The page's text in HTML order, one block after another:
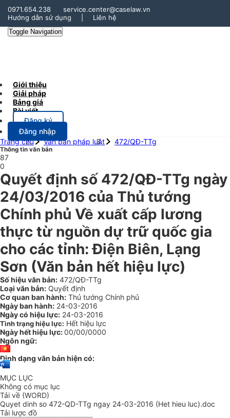
0971.654.238
service.center@caselaw.vn
Hướng dẫn sử dụng
Liên hệ
Toggle Navigation
Giới thiệu
Giải pháp
Bảng giá
Bài viết
Đăng ký
Đăng nhập
Trang chủ
Văn bản pháp luật 472/QĐ-TTg
Thông tin văn bản
87
0
Quyết định số 472/QĐ-TTg ngày
24/03/2016 của Thủ tướng
Chính phủ Về xuất cấp lương
thực từ nguồn dự trữ quốc gia
cho các tỉnh: Điện Biên, Lạng
Sơn (Văn bản hết hiệu lực)
Số hiệu văn bản: 472/QĐ-TTg
Loại văn bản: Quyết định
Cơ quan ban hành: Thủ tướng Chính phủ
Ngày ban hành: 24-03-2016
Ngày có hiệu lực: 24-03-2016
Tình trạng hiệu lực: Hết hiệu lực
Ngày hết hiệu lực:00/00/0000
Ngôn ngữ:
Định dạng văn bản hiện có:
MỤC LỤC
Không có mục lục
Tải về (WORD)
Quyet dinh so 472-QD-TTg ngay 24-03-2016 (Het hieu luc).doc
Tải lược đồ